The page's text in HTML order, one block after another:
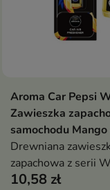
Dodaj
Aroma Car Pepsi
Zawieszka
samochodu
Drewniana
zapachowa z serii
10,58 zł